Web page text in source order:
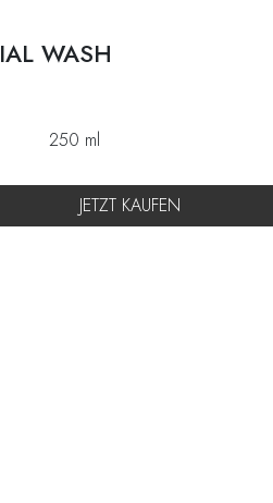
WASH
250 ml
JETZT KAUFEN